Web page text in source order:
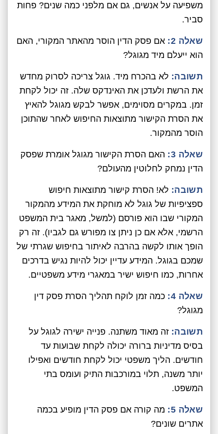
משפיעה על אנשים, גם אם מלפני כמה שנים? פחות
סביר.
שאלה 2:
אם פסק הדין הוסר מהאתר המקורי, האם
הוא ייעלם מיד מגוגל?
תשובה: לא בהכרח מיד. גוגל צריכה לסרוק מחדש
את הרשת ולעדכן את האינדקס שלה. זה יכול לקחת
זמן. במקרים מסוימים, אפשר לבקש מגוגל להאיץ
את הסרת הקישור מתוצאות החיפוש לאחר שהתוכן
הוסר מהמקור.
שאלה 3:
האם הסרת הקישור מגוגל אומרת שפסק
הדין נמחק לחלוטין מהעולם?
תשובה: לא! הסרת קישור מתוצאות חיפוש
ספציפיות של גוגל לא מוחקת את המידע מהמקור
המקורי שבו הוא פורסם (למשל, מאגר בית המשפט
הרשמי, אלא אם כן ניתן צו מפורש גם לגביו). זה רק
הופך אותו לקשה בהרבה לאיתור בחיפוש שגרתי של
שמכם בגוגל. המידע עדיין יכול להיות נגיש בדרכים
אחרות, כמו חיפוש ישיר במאגרי מידע משפטיים.
שאלה 4:
כמה זמן לוקח תהליך הסרת פסק דין
מגוגל?
תשובה: זה מאוד משתנה. פנייה ישירה לגוגל על
בסיס מדיניות ברורה יכולה לקחת שבועות עד
חודשים. הליך משפטי יכול לקחת חודשים ואפילו
יותר משנה, תלוי במורכבות התיק ועומס בתי
המשפט.
שאלה 5:
מה קורה אם פסק הדין מופיע בכמה
אתרים שונים?